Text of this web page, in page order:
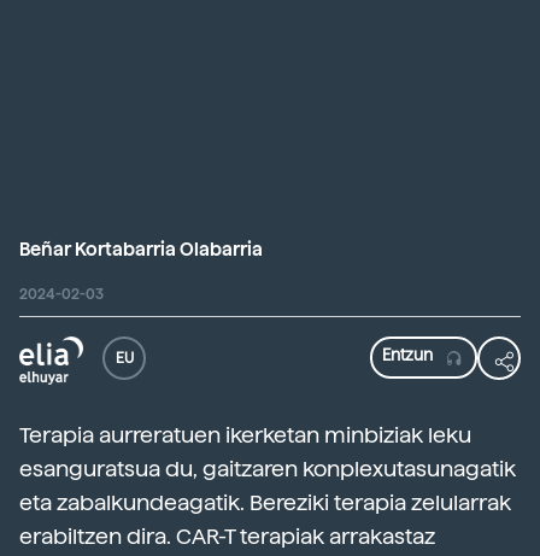
Beñar Kortabarria Olabarria
2024-02-03
EU
Terapia aurreratuen ikerketan minbiziak leku
esanguratsua du, gaitzaren konplexutasunagatik
eta zabalkundeagatik. Bereziki terapia zelularrak
erabiltzen dira. CAR-T terapiak arrakastaz